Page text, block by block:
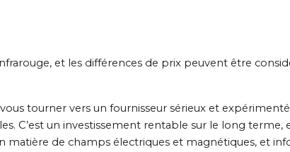
et les différences de prix peuvent être
tourner vers un fournisseur sérieux et
C’est un investissement rentable sur le long
matière de champs électriques et magnétiques, et